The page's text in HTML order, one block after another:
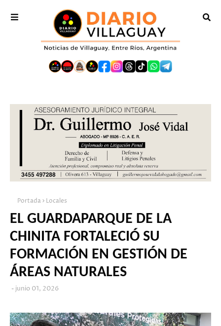
Portada Locales
EL GUARDAPARQUE DE LA
CHINITA FORTALECIÓ SU
FORMACIÓN EN GESTIÓN DE
ÁREAS NATURALES
junio 01, 2026